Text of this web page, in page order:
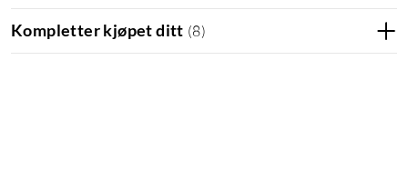
Folio
Kompletter kjøpet ditt (8)